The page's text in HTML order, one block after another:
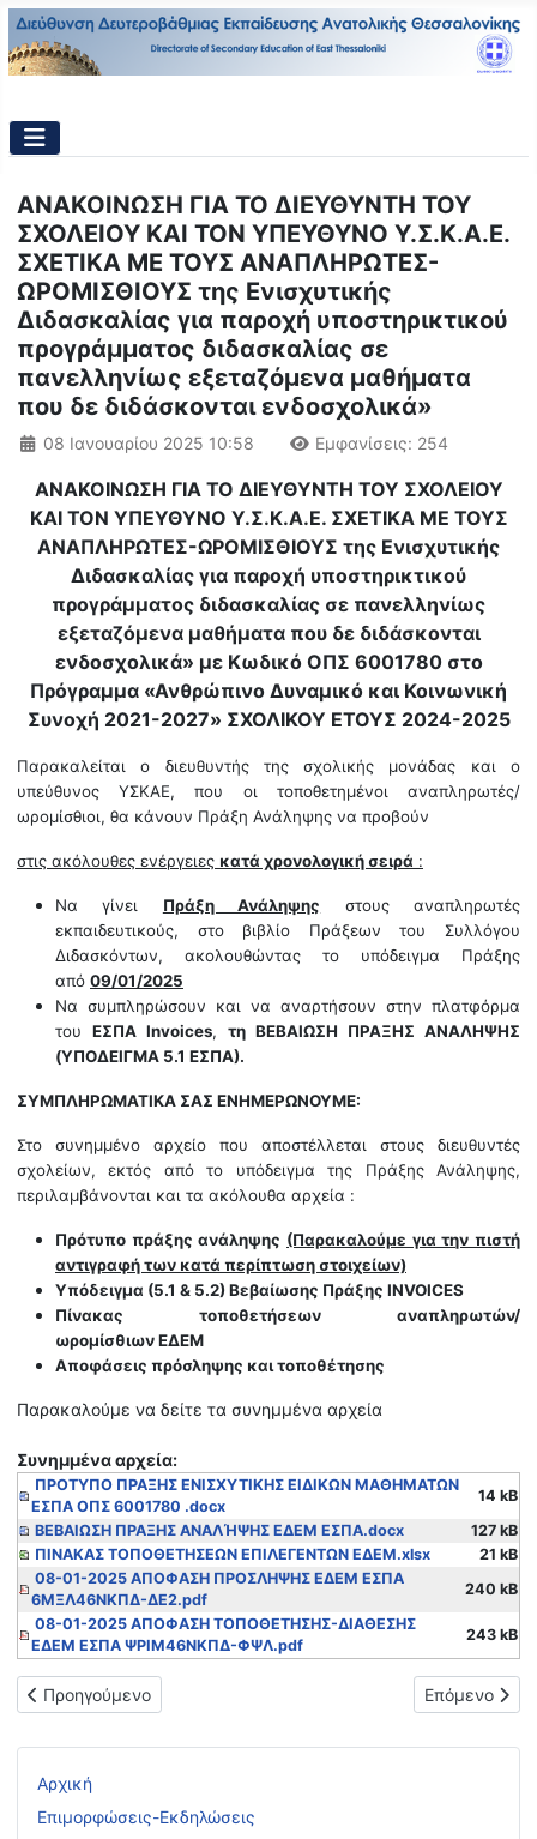
Αρχική
Επιμορφώσεις-Εκδηλώσεις
ΑΝΑΚΟΙΝΩΣΗ ΓΙΑ ΤΟ ΔΙΕΥΘΥΝΤΗ ΤΟΥ
ΣΧΟΛΕΙΟΥ ΚΑΙ ΤΟΝ ΥΠΕΥΘΥΝΟ Υ.Σ.Κ.Α.Ε.
ΣΧΕΤΙΚΑ ΜΕ ΤΟΥΣ ΑΝΑΠΛΗΡΩΤΕΣ-
ΩΡΟΜΙΣΘΙΟΥΣ της Ενισχυτικής
Διδασκαλίας για παροχή υποστηρικτικού
προγράμματος διδασκαλίας σε
πανελληνίως εξεταζόμενα μαθήματα
που δε διδάσκονται ενδοσχολικά»
Λεπτομέρειες
08 Ιανουαρίου 2025 10:58 Εμφανίσεις: 254
ΑΝΑΚΟΙΝΩΣΗ ΓΙΑ ΤΟ ΔΙΕΥΘΥΝΤΗ ΤΟΥ ΣΧΟΛΕΙΟΥ
ΚΑΙ ΤΟΝ ΥΠΕΥΘΥΝΟ Υ.Σ.Κ.Α.Ε. ΣΧΕΤΙΚΑ ΜΕ ΤΟΥΣ
ΑΝΑΠΛΗΡΩΤΕΣ-ΩΡΟΜΙΣΘΙΟΥΣ της Ενισχυτικής
Διδασκαλίας για παροχή υποστηρικτικού
προγράμματος διδασκαλίας σε πανελληνίως
εξεταζόμενα μαθήματα που δε διδάσκονται
ενδοσχολικά» με Κωδικό ΟΠΣ 6001780 στο
Πρόγραμμα «Ανθρώπινο Δυναμικό και Κοινωνική
Συνοχή 2021-2027» ΣΧΟΛΙΚΟΥ ΕΤΟΥΣ 2024-2025
Παρακαλείται ο διευθυντής της σχολικής μονάδας και ο
υπεύθυνος ΥΣΚΑΕ, που οι τοποθετημένοι αναπληρωτές/
ωρομίσθιοι, θα κάνουν Πράξη Ανάληψης να προβούν
στις ακόλουθες ενέργειες κατά χρονολογική σειρά :
Να γίνει Πράξη Ανάληψης στους αναπληρωτές
εκπαιδευτικούς, στο βιβλίο Πράξεων του Συλλόγου
Διδασκόντων, ακολουθώντας το υπόδειγμα Πράξης
από 09/01/2025
Να συμπληρώσουν και να αναρτήσουν στην πλατφόρμα
του ΕΣΠΑ Invoices, τη ΒΕΒΑΙΩΣΗ ΠΡΑΞΗΣ ΑΝΑΛΗΨΗΣ
(ΥΠΟΔΕΙΓΜΑ 5.1 ΕΣΠΑ).
ΣΥΜΠΛΗΡΩΜΑΤΙΚΑ ΣΑΣ ΕΝΗΜΕΡΩΝΟΥΜΕ:
Στο συνημμένο αρχείο που αποστέλλεται στους διευθυντές
σχολείων, εκτός από το υπόδειγμα της Πράξης Ανάληψης,
περιλαμβάνονται και τα ακόλουθα αρχεία :
Πρότυπο πράξης ανάληψης (Παρακαλούμε για την πιστή
αντιγραφή των κατά περίπτωση στοιχείων)
Υπόδειγμα (5.1 & 5.2)Βεβαίωσης Πράξης INVOICES
Πίνακας τοποθετήσεων αναπληρωτών/
ωρομίσθιωνΕΔΕΜ
Αποφάσεις πρόσληψης και τοποθέτησης
Παρακαλούμε να δείτε τα συνημμένα αρχεία
Συνημμένα αρχεία:
ΠΡΟΤΥΠΟ ΠΡΑΞΗΣ ΕΝΙΣΧΥΤΙΚΗΣ ΕΙΔΙΚΩΝ ΜΑΘΗΜΑΤΩΝ
ΕΣΠΑ ΟΠΣ 6001780 .docx
14 kB
ΒΕΒΑΙΩΣΗ ΠΡΑΞΗΣ ΑΝΑΛΉΨΗΣ ΕΔΕΜ ΕΣΠΑ.docx
127 kB
ΠΙΝΑΚΑΣ ΤΟΠΟΘΕΤΗΣΕΩΝ ΕΠΙΛΕΓΕΝΤΩΝ ΕΔΕΜ.xlsx
21 kB
08-01-2025 ΑΠΟΦΑΣΗ ΠΡΟΣΛΗΨΗΣ ΕΔΕΜ ΕΣΠΑ
6ΜΞΛ46ΝΚΠΔ-ΔΕ2.pdf
240 kB
08-01-2025 ΑΠΟΦΑΣΗ ΤΟΠΟΘΕΤΗΣΗΣ-ΔΙΑΘΕΣΗΣ
ΕΔΕΜ ΕΣΠΑ ΨΡΙΜ46ΝΚΠΔ-ΦΨΛ.pdf
243 kB
Προηγούμενο άρθρο: Δεύτερη (2η) Τοπική Πρόσκληση
Προηγούμενο Επόμενο
Επόμενο